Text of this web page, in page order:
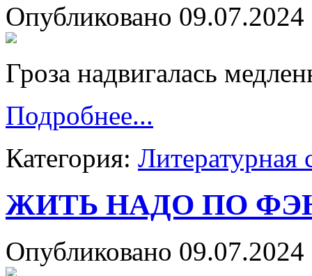
Опубликовано
Гроза надвигалась
Подробнее...
Категория: Литературная
ЖИТЬ НАДО ПО
Опубликовано